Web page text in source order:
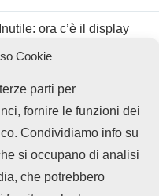
Cookie
parti per
fornire le funzioni dei
Condividiamo info su
si occupano di analisi
che potrebbero
ora c’è il display